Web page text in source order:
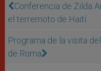
Conferencia de Zilda
el terremoto de Haití
Programa de la visita
de Roma